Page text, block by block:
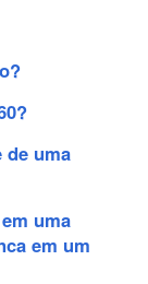
de uma
uma
em um